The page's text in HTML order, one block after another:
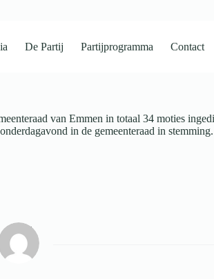
De Partij Partijprogramma Contact
van Emmen in totaal 34 moties
in de gemeenteraad in stemming.